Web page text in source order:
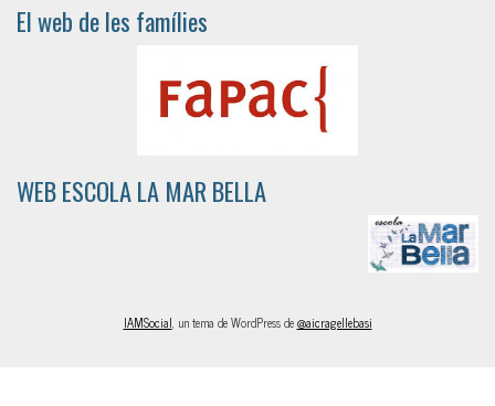
El web de les famílies
WEB ESCOLA LA MAR BELLA
IAMSocial, un tema de WordPress de@aicragellebasi